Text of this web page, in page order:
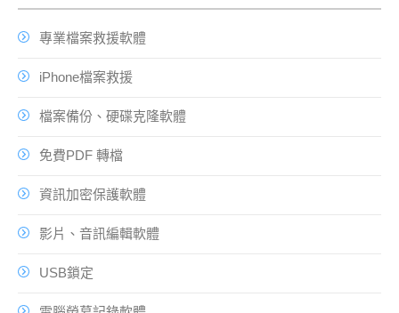
專業檔案救援軟體
iPhone檔案救援
檔案備份、硬碟克隆軟體
免費PDF 轉檔
資訊加密保護軟體
影片、音訊編輯軟體
USB鎖定